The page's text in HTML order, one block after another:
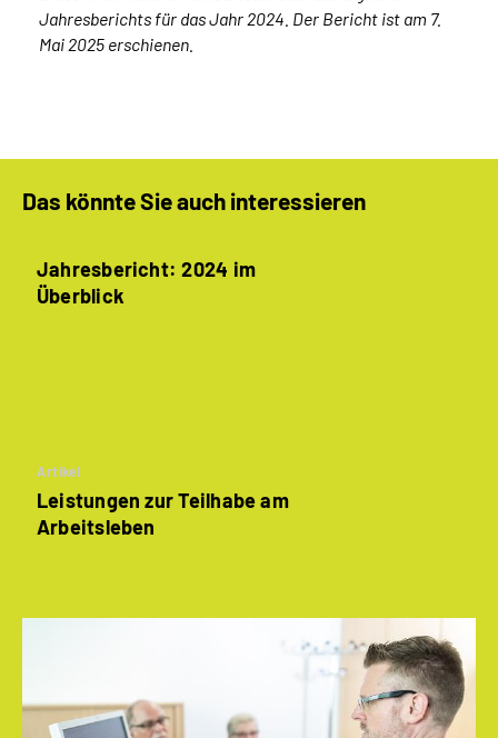
Jahresberichts für das Jahr 2024. Der Bericht ist am 7.
Mai 2025 erschienen.
Das könnte Sie auch interessieren
Jahresbericht: 2024 im
Überblick
Artikel
Leistungen zur Teilhabe am
Arbeitsleben